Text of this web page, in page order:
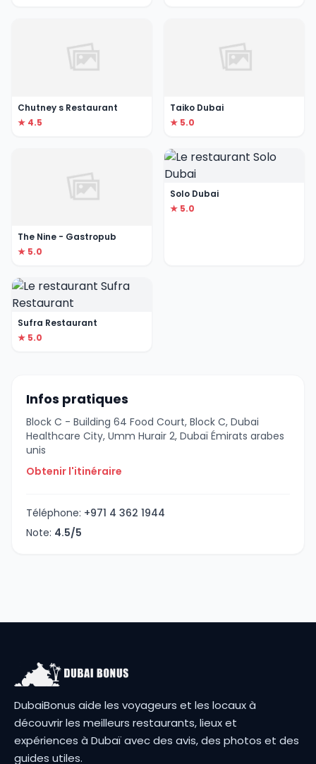
Chutney s Restaurant
★ 4.5
Taiko Dubai
★ 5.0
The Nine - Gastropub
★ 5.0
Solo Dubai
★ 5.0
Sufra Restaurant
★ 5.0
Infos pratiques
Block C - Building 64 Food Court, Block C, Dubai
Healthcare City, Umm Hurair 2, Dubaï Émirats arabes
unis
Obtenir l'itinéraire
Téléphone: +971 4 362 1944
Note: 4.5/5
DubaiBonus aide les voyageurs et les locaux à
découvrir les meilleurs restaurants, lieux et
expériences à Dubaï avec des avis, des photos et des
guides utiles.